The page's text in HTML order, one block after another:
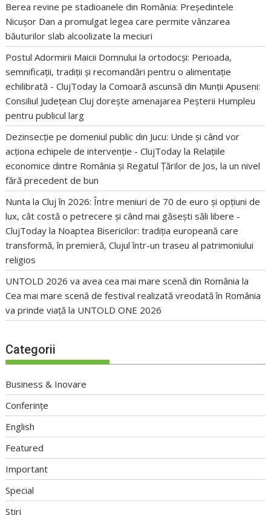
Berea revine pe stadioanele din România: Președintele
Nicușor Dan a promulgat legea care permite vânzarea
băuturilor slab alcoolizate la meciuri
Postul Adormirii Maicii Domnului la ortodocși: Perioada,
semnificații, tradiții și recomandări pentru o alimentație
echilibrată - ClujToday laComoară ascunsă din Munții Apuseni:
Consiliul Județean Cluj dorește amenajarea Peșterii Humpleu
pentru publicul larg
Dezinsecție pe domeniul public din Jucu: Unde și când vor
acționa echipele de intervenție - ClujToday la Relațiile
economice dintre România și Regatul Țărilor de Jos, la un nivel
fără precedent de bun
Nunta la Cluj în 2026: Între meniuri de 70 de euro și opțiuni de
lux, cât costă o petrecere și când mai găsești săli libere -
ClujToday la Noaptea Bisericilor: tradiția europeană care
transformă, în premieră, Clujul într-un traseu al patrimoniului
religios
UNTOLD 2026 va avea cea mai mare scenă din România la
Cea mai mare scenă de festival realizată vreodată în România
va prinde viață la UNTOLD ONE 2026
Categorii
Business & Inovare
Conferințe
English
Featured
Important
Special
Stiri